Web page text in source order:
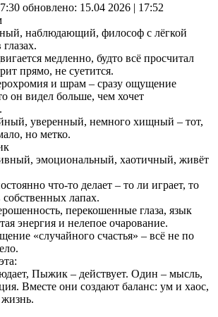
обновлено: 15.04 2026 | 17:52
наблюдающий, философ с лёгкой
медленно, будто всё просчитал
прямо, не суетится.
и шрам – сразу ощущение
он видел больше, чем хочет
уверенный, немного хищный – тот,
но метко.
эмоциональный, хаотичный, живёт
что-то делает – то ли играет, то
собственных лапах.
перекошенные глаза, язык
энергия и нелепое очарование.
«случайного счастья» – всё не по
Пыжик – действует. Один – мысль,
Вместе они создают баланс: ум и хаос,